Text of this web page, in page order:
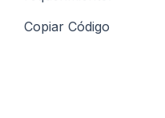
Copiar Código